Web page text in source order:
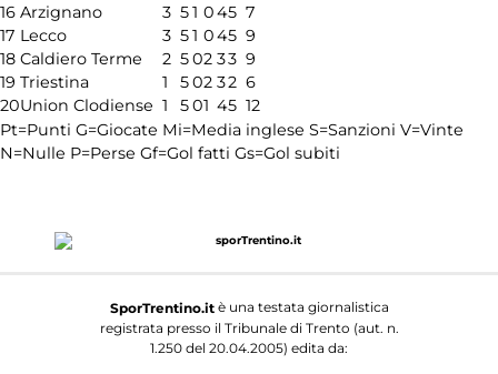
16 Arzignano 3 51 045 7
17 Lecco 3 51 045 9
18 Caldiero Terme 2 502 33 9
19 Triestina 1 502 32 6
20Union Clodiense 1 501 45 12
Pt=Punti G=Giocate Mi=Media inglese S=Sanzioni V=Vinte
N=Nulle P=Perse Gf=Gol fatti Gs=Gol subiti
SporTrentino.itè una testata giornalistica
registrata presso il Tribunale di Trento (aut. n.
1.250 del 20.04.2005) edita da: